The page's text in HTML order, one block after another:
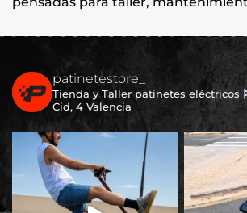
patinetestore_
Tienda y Taller patinetes eléctricos
Cid, 4 Valencia